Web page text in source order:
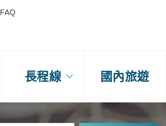
FAQ
長程線 國內旅遊